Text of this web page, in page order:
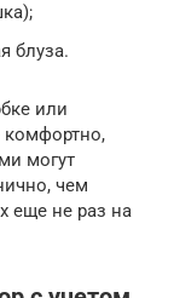
блуза.
или
комфортно,
могут
чем
еще не раз на